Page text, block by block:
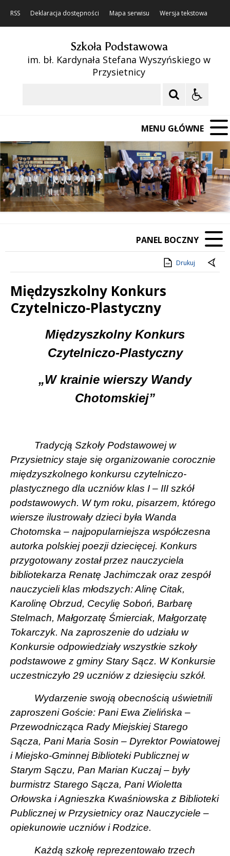
RSS Deklaracja dostępności Mapa serwisu Wersja tekstowa
Szkoła Podstawowa
im. bł. Kardynała Stefana Wyszyńskiego w
Przysietnicy
MENU GŁÓWNE
Poprzedni Element
Następny Element
❚❚
PANEL BOCZNY
Drukuj
Międzyszkolny Konkurs
Czytelniczo-Plastyczny
Międzyszkolny Konkurs
Czytelniczo-Plastyczny
„W krainie wierszy Wandy
Chotomskiej”
Tradycją Szkoły Podstawowej w
Przysietnicy staje się organizowanie corocznie
międzyszkolnego konkursu czytelniczo-
plastycznego dla uczniów klas I – III szkół
podstawowych. W tym roku, pisarzem, którego
wiersze ilustrowały dzieci była Wanda
Chotomska – najpopularniejsza współczesna
autorka polskiej poezji dziecięcej. Konkurs
przygotowany został przez nauczyciela
bibliotekarza Renatę Jachimczak oraz zespół
nauczycieli klas młodszych: Alinę Citak,
Karolinę Obrzud, Cecylię Soboń, Barbarę
Stelmach, Małgorzatę Śmierciak, Małgorzatę
Tokarczyk. Na zaproszenie do udziału w
Konkursie odpowiedziały wszystkie szkoły
podstawowe z gminy Stary Sącz. W Konkursie
uczestniczyło 29 uczniów z dziesięciu szkół.
Wydarzenie swoją obecnością uświetnili
zaproszeni Goście: Pani Ewa Zielińska –
Przewodnicząca Rady Miejskiej Starego
Sącza, Pani Maria Sosin – Dyrektor Powiatowej
i Miejsko-Gminnej Biblioteki Publicznej w
Starym Sączu, Pan Marian Kuczaj – były
burmistrz Starego Sącza, Pani Wioletta
Orłowska i Agnieszka Kwaśniowska z Biblioteki
Publicznej w Przysietnicy oraz Nauczyciele –
opiekunowie uczniów i Rodzice.
Każdą szkołę reprezentowało trzech